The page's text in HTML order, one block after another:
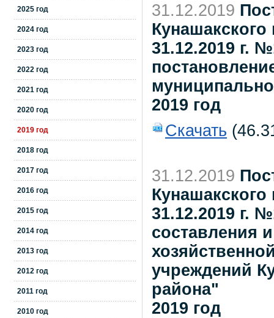
2025 год
2024 год
2023 год
2022 год
2021 год
2020 год
2019 год
2018 год
2017 год
2016 год
2015 год
2014 год
2013 год
2012 год
2011 год
2010 год
31.12.2019
31.12.2019 г.
2019 год
Скачать
31.12.2019
31.12.2019 г.
составления
учреждений
района"
2019 год